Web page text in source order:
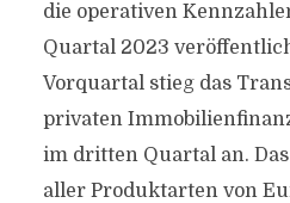
die operativen
Quartal 2023
Vorquartal stieg das
privaten
im dritten Quartal an.
aller Produktarten von